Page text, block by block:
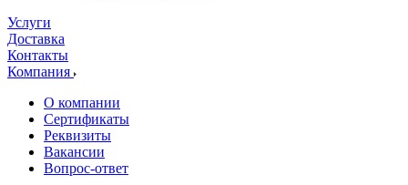
Услуги
Доставка
Контакты
Компания
О компании
Сертификаты
Реквизиты
Вакансии
Вопрос-ответ